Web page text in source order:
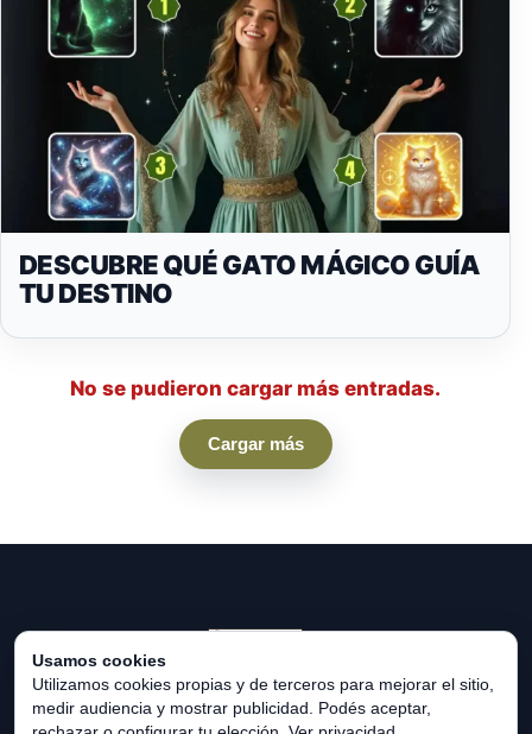
DESCUBRE QUÉ GATO MÁGICO GUÍA
TU DESTINO
No se pudieron cargar más entradas.
Cargar más
© 2026 HORÓSCOPO UNIVERSAL. Todos los derechos
Usamos cookies
Utilizamos cookies propias y de terceros para mejorar el sitio,
medir audiencia y mostrar publicidad. Podés aceptar,